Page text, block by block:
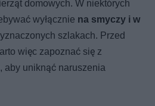
domowych. W niektórych
wyłącznie na smyczy i w
szlakach. Przed
więc zapoznać się z
, aby uniknąć naruszenia